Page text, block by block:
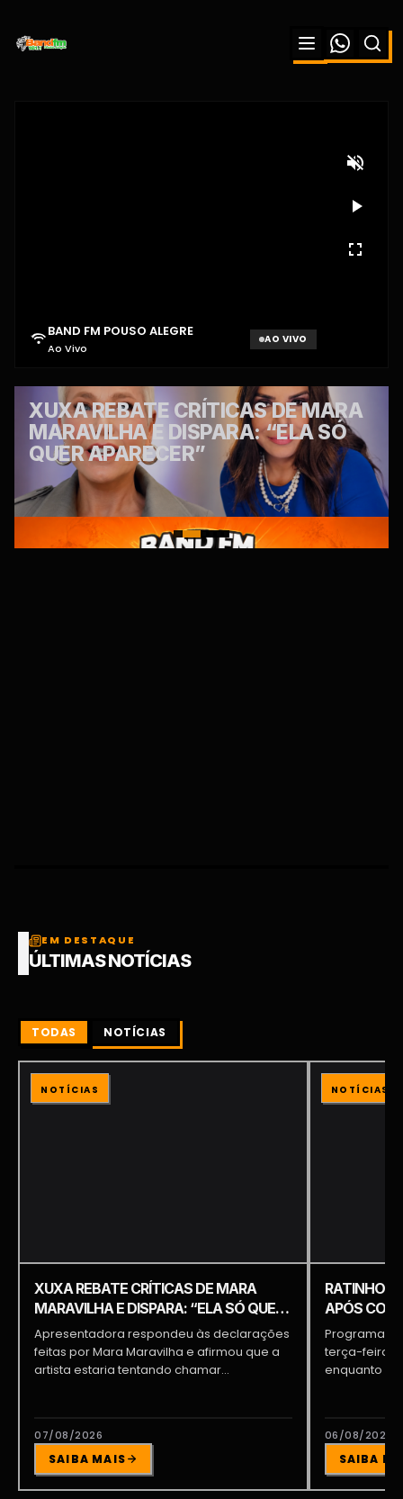
BAND FM POUSO ALEGRE
Ao Vivo
AO VIVO
EM DESTAQUE
ÚLTIMAS NOTÍCIAS
TODAS NOTÍCIAS
NOTÍCIAS
XUXA REBATE CRÍTICAS DE MARA
MARAVILHA E DISPARA: “ELA SÓ QUER
APARECER”
Apresentadora respondeu às declarações
feitas por Mara Maravilha e afirmou que a
artista estaria tentando chamar...
07/08/2026
SAIBA MAIS
NOTÍCIAS
RATINHO É
APÓS
PIQUILO
Programa
terça-feira
enquanto a
06/08/2026
SAIBA